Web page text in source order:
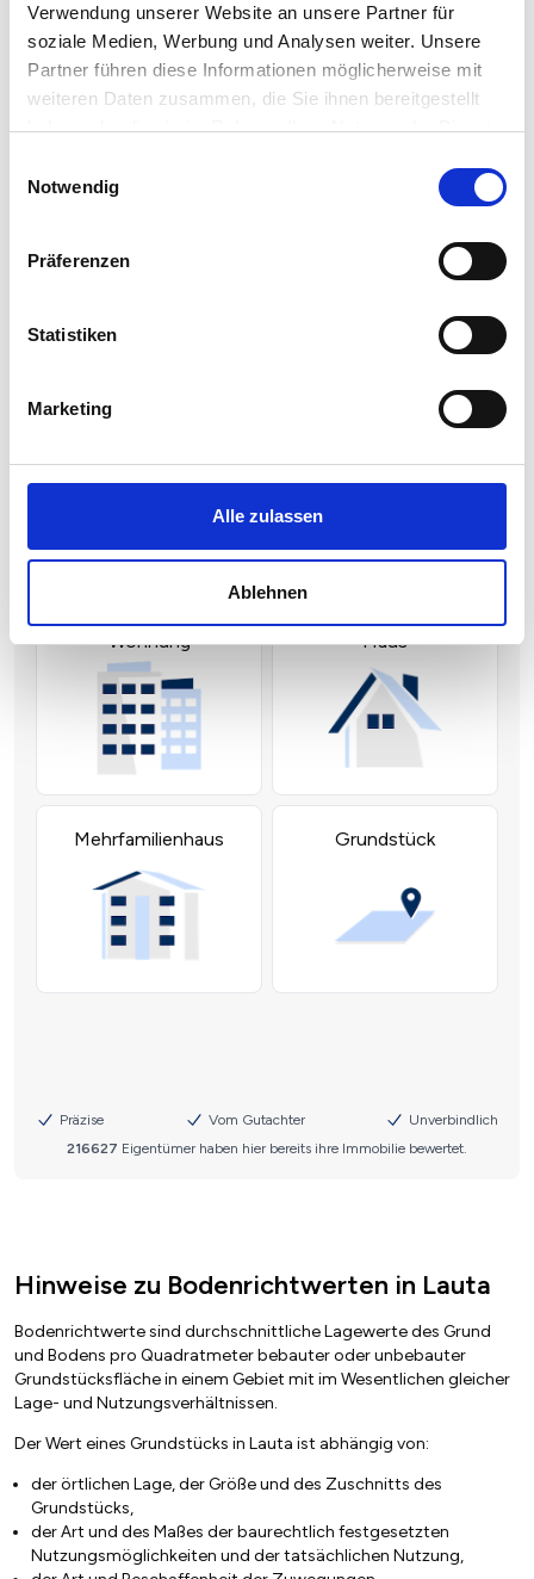
Verwendung unserer Website an unsere Partner für
soziale Medien, Werbung und Analysen weiter. Unsere
Partner führen diese Informationen möglicherweise mit
weiteren Daten zusammen, die Sie ihnen bereitgestellt
haben oder die sie im Rahmen Ihrer Nutzung der Dienste
Notwendig
Präferenzen
Statistiken
Marketing
Alle zulassen
Ablehnen
Hinweise zu Bodenrichtwerten in Lauta
Bodenrichtwerte sind durchschnittliche Lagewerte des Grund
und Bodens pro Quadratmeter bebauter oder unbebauter
Grundstücksfläche in einem Gebiet mit im Wesentlichen gleicher
Lage- und Nutzungsverhältnissen.
Der Wert eines Grundstücks in Lauta ist abhängig von:
der örtlichen Lage, der Größe und des Zuschnitts des
Grundstücks,
der Art und des Maßes der baurechtlich festgesetzten
Nutzungsmöglichkeiten und der tatsächlichen Nutzung,